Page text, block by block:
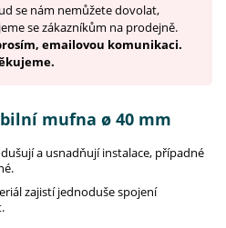
se nám nemůžete dovolat,
se zákazníkům na prodejně.
emailovou komunikaci.
mufna ø 40 mm
a usnadňují instalace, případné
zajistí jednoduše spojení